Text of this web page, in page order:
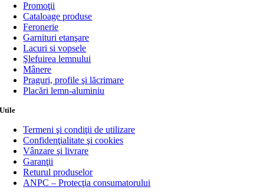
Promoţii
Cataloage produse
Feronerie
Garnituri etanşare
Lacuri si vopsele
Şlefuirea lemnului
Mânere
Praguri, profile şi lăcrimare
Placări lemn-aluminiu
Utile
Termeni şi condiţii de utilizare
Confidenţialitate şi cookies
Vânzare şi livrare
Garanţii
Returul produselor
ANPC – Protecţia consumatorului